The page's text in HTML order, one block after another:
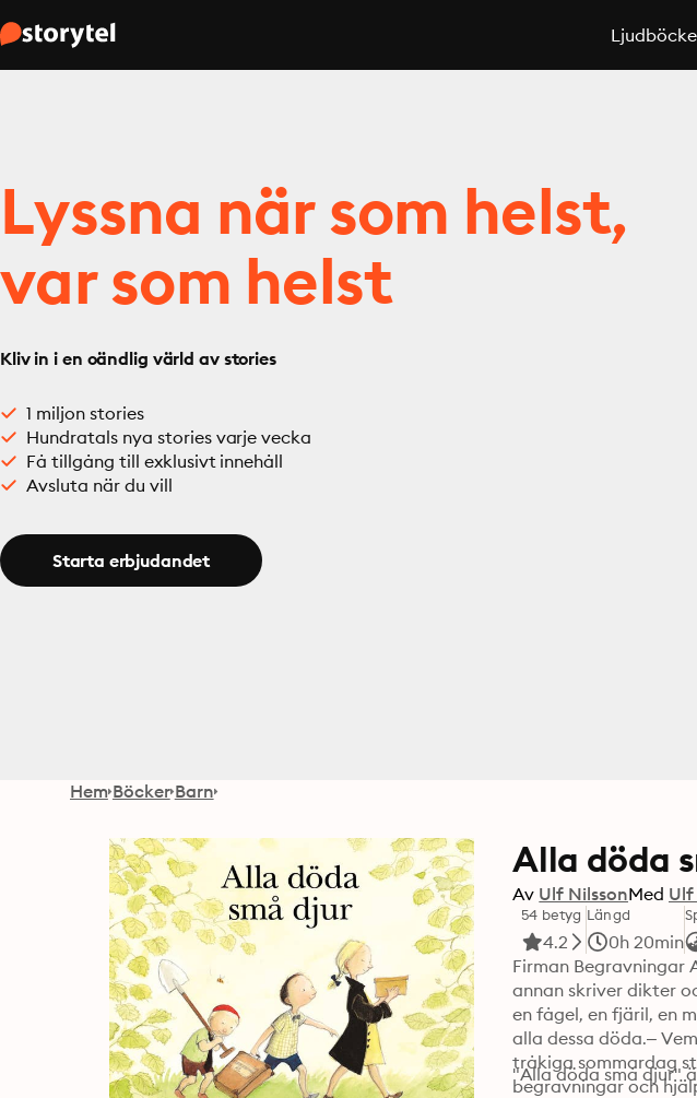
Lyssna när som helst,
var som helst
Kliv in i en oändlig värld av stories
1 miljon stories
Hundratals nya stories varje vecka
Få tillgång till exklusivt innehåll
Avsluta när du vill
Starta erbjudandet
Hem Böcker Barn
Alla döda
Av Ulf NilssonMed Ulf
54 betyg
4.2
Längd
0h 20min
Firman Begravningar
annan skriver dikter
en fågel, en fjäril, en
alla dessa döda.–
tråkiga sommardag
begravningar och
"Alla döda små djur"